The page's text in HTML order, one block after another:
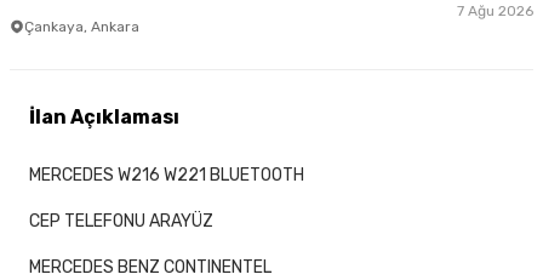
Çankaya, Ankara
7 Ağu 2026
İlan Açıklaması
MERCEDES W216 W221 BLUETOOTH
CEP TELEFONU ARAYÜZ
MERCEDES BENZ CONTINENTEL